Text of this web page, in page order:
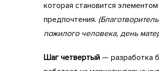
которая становится
предпочтения.
пожилого человека, день
Шаг четвертый — разработка